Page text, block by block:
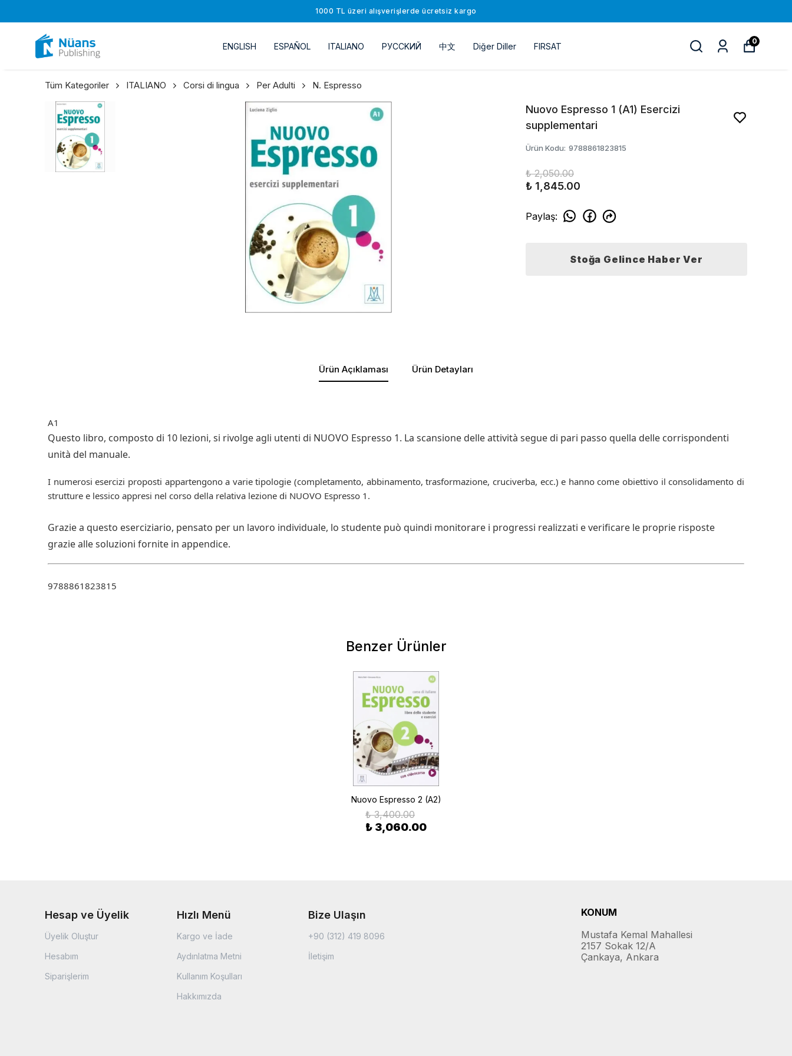
1000 TL üzeri alışverişlerde ücretsiz kargo
ENGLISH ESPAÑOL ITALIANO РУССKИЙ 中文 Diğer Diller FIRSAT
0
Tüm Kategoriler ITALIANO Corsi di lingua Per Adulti N. Espresso
Nuovo Espresso 1 (A1) Esercizi
supplementari
Ürün Kodu: 9788861823815
₺ 2,050.00
₺ 1,845.00
Paylaş:
Stoğa Gelince Haber Ver
Ürün Açıklaması Ürün Detayları
A1
Questo libro, composto di 10 lezioni, si rivolge agli utenti di NUOVO Espresso 1. La scansione delle attività segue di pari passo quella delle corrispondenti
unità del manuale.
I numerosi esercizi proposti appartengono a varie tipologie (completamento, abbinamento, trasformazione, cruciverba, ecc.) e hanno come obiettivo il consolidamento di
strutture e lessico appresi nel corso della relativa lezione di NUOVO Espresso 1.
Grazie a questo eserciziario, pensato per un lavoro individuale, lo studente può quindi monitorare i progressi realizzati e verificare le proprie risposte
grazie alle soluzioni fornite in appendice.
9788861823815
Benzer Ürünler
Nuovo Espresso 2 (A2)
₺ 3,400.00
₺ 3,060.00
Hesap ve Üyelik
Üyelik Oluştur
Hesabım
Siparişlerim
Hızlı Menü
Kargo ve İade
Aydınlatma Metni
Kullanım Koşulları
Hakkımızda
Bize Ulaşın
+90 (312) 419 8096
İletişim
KONUM
Mustafa Kemal Mahallesi
2157 Sokak 12/A
Çankaya, Ankara